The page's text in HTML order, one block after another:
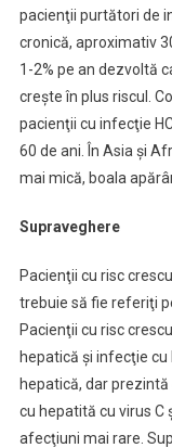
pacienţii purtători de
cronică, aproximativ
1-2% pe an dezvoltă
creşte în plus riscul.
pacienţii cu infecţie
60 de ani. În Asia şi
mai mică, boala
Supraveghere
Pacienţii cu risc
trebuie să fie referiţi
Pacienţii cu risc
hepatică şi infecţie cu
hepatică, dar
cu hepatită cu virus C
afecţiuni mai rare.